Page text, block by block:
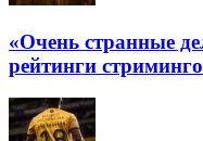
«Очень странные
рейтинги